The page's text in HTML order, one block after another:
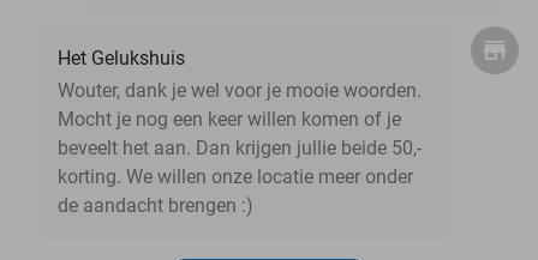
Het Gelukshuis
Wouter, dank je wel voor je mooie woorden.
Mocht je nog een keer willen komen of je
beveelt het aan. Dan krijgen jullie beide 50,-
korting. We willen onze locatie meer onder
de aandacht brengen :)